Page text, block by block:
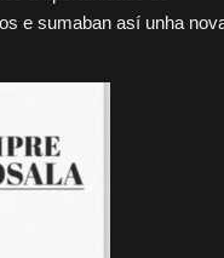
e sumaban así unha